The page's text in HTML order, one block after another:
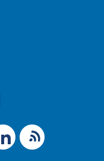
RSS-Feed